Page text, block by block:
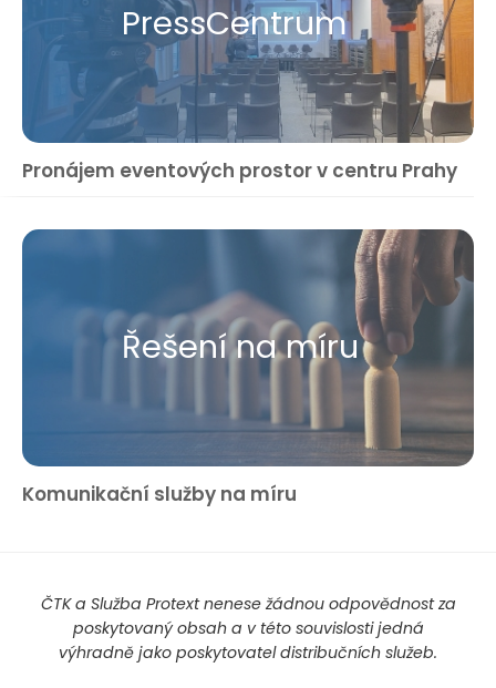
Press​Centrum
Pronájem eventových prostor v centru Prahy
Řešení na míru
Komunikační služby na míru
ČTK a Služba Protext nenese žádnou odpovědnost za
poskytovaný obsah a v této souvislosti jedná
výhradně jako poskytovatel distribučních služeb.